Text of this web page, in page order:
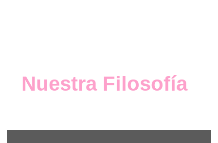
Nuestra Filosofía